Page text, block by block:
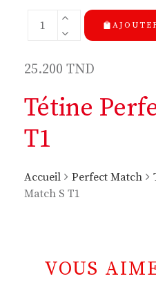
Accueil Perfect Match
Match S T1
Tétine
T1
25.200 TND
VOUS